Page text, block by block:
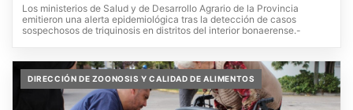
Los ministerios de Salud y de Desarrollo Agrario de la Provincia
emitieron una alerta epidemiológica tras la detección de casos
sospechosos de triquinosis en distritos del interior bonaerense.-
DIRECCIÓN DE ZOONOSIS Y CALIDAD DE ALIMENTOS